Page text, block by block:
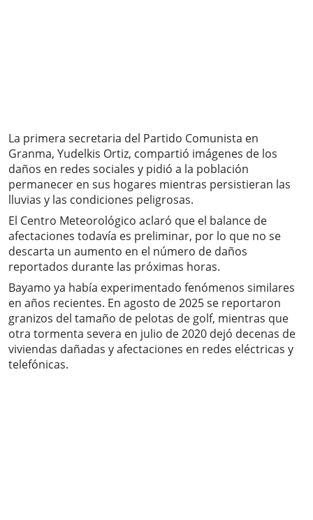
La primera secretaria del Partido Comunista en
Granma, Yudelkis Ortiz, compartió imágenes de los
daños en redes sociales y pidió a la población
permanecer en sus hogares mientras persistieran las
lluvias y las condiciones peligrosas.
El Centro Meteorológico aclaró que el balance de
afectaciones todavía es preliminar, por lo que no se
descarta un aumento en el número de daños
reportados durante las próximas horas.
Bayamo ya había experimentado fenómenos similares
en años recientes. En agosto de 2025 se reportaron
granizos del tamaño de pelotas de golf, mientras que
otra tormenta severa en julio de 2020 dejó decenas de
viviendas dañadas y afectaciones en redes eléctricas y
telefónicas.